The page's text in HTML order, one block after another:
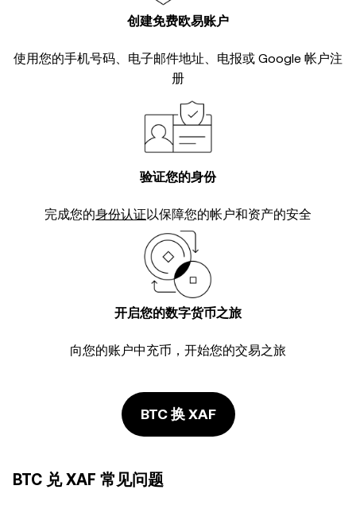
创建免费欧易账户
使用您的手机号码、电子邮件地址、电报或 Google 帐户注
册
验证您的身份
完成您的身份认证以保障您的帐户和资产的安全
开启您的数字货币之旅
向您的账户中充币，开始您的交易之旅
BTC 换 XAF
BTC 兑 XAF 常见问题